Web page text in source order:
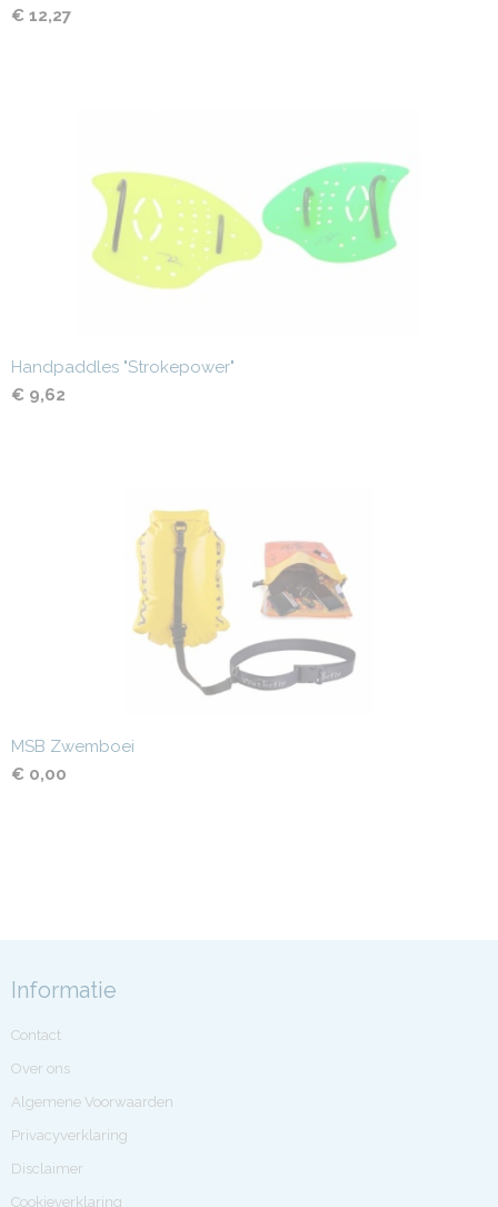
€ 12,27
Handpaddles "Strokepower"
€ 9,62
MSB Zwemboei
€ 0,00
Informatie
Contact
Over ons
Algemene Voorwaarden
Privacyverklaring
Disclaimer
Cookieverklaring